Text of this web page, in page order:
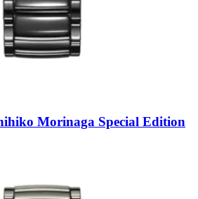
Morinaga Special Edition